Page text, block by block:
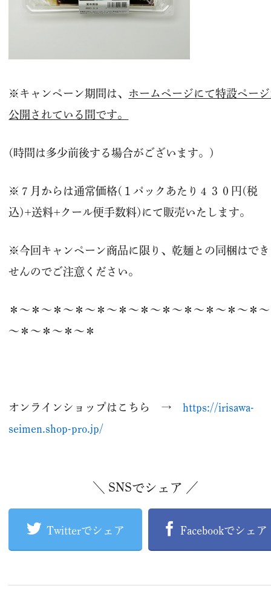
※キャンペーン期間は、 ホームページにて特設ペー
公開されている間です。
(時間は多少前後する場合がございます。)
※７月からは通常価格(１パックあたり４３０円(税
込)+送料+クール便手数料)にて販売いたします。
※今回キャンペーン商品に限り、乾麺との同梱はで
せんのでご注意ください。
＊～＊～＊～＊～＊～＊～＊～＊～＊～＊～＊～＊
～＊～＊～＊～＊
オンラインショップはこちら →https://irisawa-
seimen.shop-pro.jp/
＼ SNSでシェア ／
Twitterでシェア Facebookでシェア